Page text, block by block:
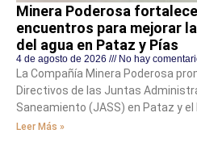
Minera Poderosa
encuentros para mejorar
del agua en Pataz y Pías
4 de agosto de 2026 No hay
La Compañía Minera Poderosa
Directivos de las Juntas
Saneamiento (JASS) en Pataz y el
Leer Más »